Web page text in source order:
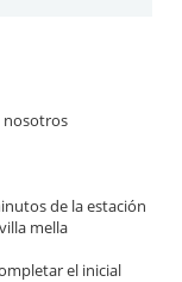
nosotros
de la estación
mella
el inicial